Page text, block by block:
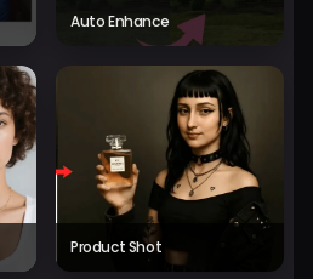
Auto Enhance
Product Shot